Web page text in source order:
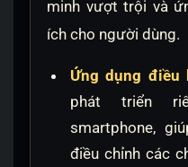
minh vượt trội và
ích cho người dùng.
Ứng dụng điều
phát triển
smartphone,
điều chỉnh các